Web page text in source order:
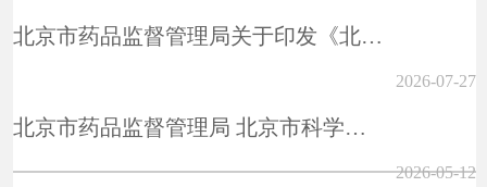
北京市药品监督管理局关于印发《北京市医疗器械经营监督管理办法实施细则》...
2026-07-27
北京市药品监督管理局 北京市科学技术委员会、中关村科技园区管理委员会 北...
2026-05-12